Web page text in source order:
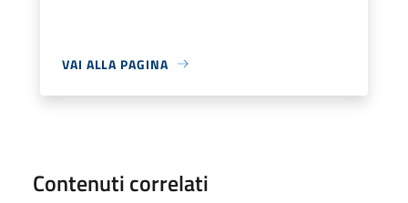
VAI ALLA PAGINA
Contenuti correlati